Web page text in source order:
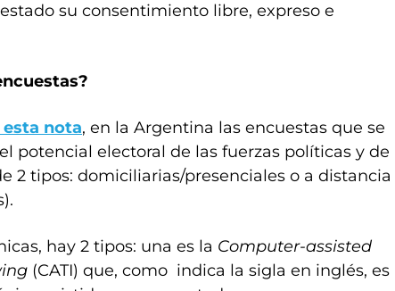
su consentimiento libre, expreso e
nota, en la Argentina las encuestas que se
potencial electoral de las fuerzas políticas y de
2 tipos: domiciliarias/presenciales o a distancia
hay 2 tipos: una es la Computer-assisted
(CATI) que, como indica la sigla en inglés, es